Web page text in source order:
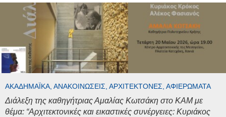
ΑΚΑΔΗΜΑΪΚΆ, ΑΝΑΚΟΙΝΏΣΕΙΣ, ΑΡΧΙΤΈΚΤΟΝΕΣ, ΑΦΙΕΡΏΜΑΤΑ
Διάλεξη της καθηγήτριας Αμαλίας Κωτσάκη στο ΚΑΜ με
θέμα: “Αρχιτεκτονικές και εικαστικές συνέργειες: Κυριάκος